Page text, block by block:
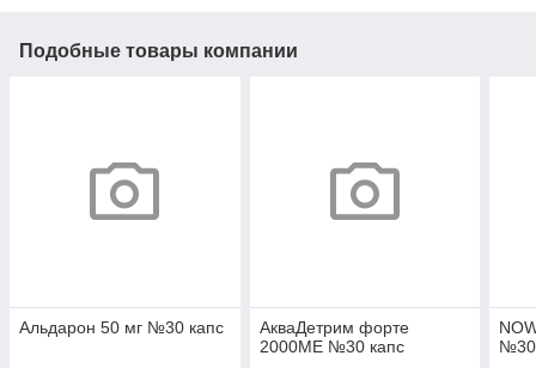
Подобные товары компании
Альдарон 50 мг №30 капс
АкваДетрим форте
2000МЕ №30 капс
№30